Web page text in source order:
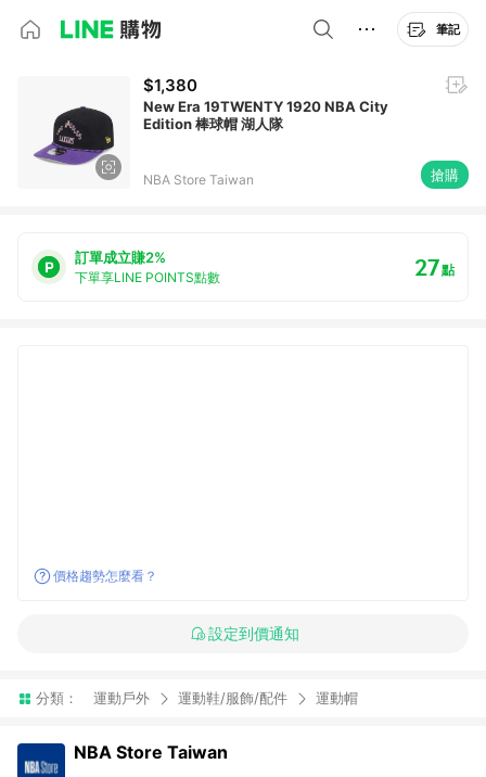
筆記
$1,380
New Era 19TWENTY 1920 NBA City
Edition 棒球帽 湖人隊
NBA Store Taiwan 搶購
訂單成立賺2%
下單享LINE POINTS點數 27點
價格趨勢怎麼看？
設定到價通知
分類： 運動戶外 運動鞋/服飾/配件 運動帽
NBA Store Taiwan